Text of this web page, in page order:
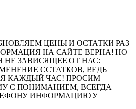
ЦЕНЫ И ОСТАТКИ РАЗ
НА САЙТЕ ВЕРНА! НО
НЕ ЗАВИСЯЩЕЕ ОТ НАС:
ОСТАТКОВ, ВЕДЬ
КАЖДЫЙ ЧАС! ПРОСИМ
С ПОНИМАНИЕМ, ВСЕГДА
ИНФОРМАЦИЮ У